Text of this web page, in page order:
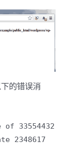
的错误消
33554432
2348617